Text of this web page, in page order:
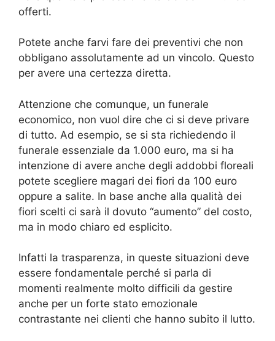
offerti.
Potete anche farvi fare dei preventivi che non
obbligano assolutamente ad un vincolo. Questo
per avere una certezza diretta.
Attenzione che comunque, un funerale
economico, non vuol dire che ci si deve privare
di tutto. Ad esempio, se si sta richiedendo il
funerale essenziale da 1.000 euro, ma si ha
intenzione di avere anche degli addobbi floreali
potete scegliere magari dei fiori da 100 euro
oppure a salite. In base anche alla qualità dei
fiori scelti ci sarà il dovuto “aumento” del costo,
ma in modo chiaro ed esplicito.
Infatti la trasparenza, in queste situazioni deve
essere fondamentale perché si parla di
momenti realmente molto difficili da gestire
anche per un forte stato emozionale
contrastante nei clienti che hanno subito il lutto.